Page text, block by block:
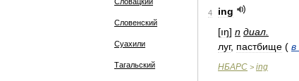
Словенский
Суахили
Тагальский
4
ing
[ıŋ] n диал
луг, пастбище ( в
НБАРС > ing